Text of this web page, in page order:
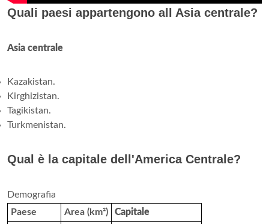
Quali paesi appartengono all Asia centrale?
Asia centrale
Kazakistan.
Kirghizistan.
Tagikistan.
Turkmenistan.
Qual è la capitale dell'America Centrale?
Demografia
Paese
Area (km²)
Capitale